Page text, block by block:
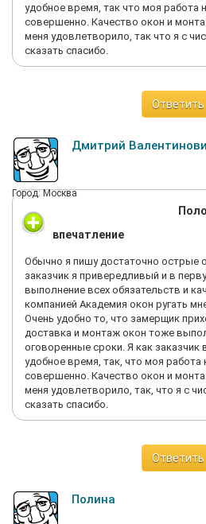
удобное время, так что моя работа
совершенно. Качество окон и
меня удовлетворило, так что я с
сказать спасибо.
Ответить
Дмитрий
Город: Москва
впечатление
Обычно я пишу достаточно острые
заказчик я привередливый и в
выполнение всех обязательств и
компанией Академия окон ругать
Очень удобно то, что замерщик
доставка и монтаж окон тоже
оговоренные сроки. Я как
удобное время, так, что моя работа
совершенно. Качество окон и
меня удовлетворило, так, что я с
сказать спасибо.
Ответить
Полина